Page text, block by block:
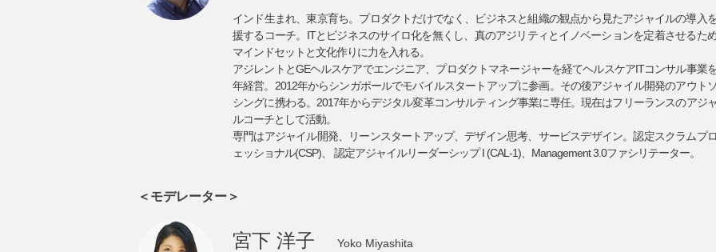
インド生まれ、東京育ち。プロダクトだけでなく、ビジネスと組織の観点から見たアジャイルの導入
援するコーチ。ITとビジネスのサイロ化を無くし、真のアジリティとイノベーションを定着させるた
マインドセットと文化作りに力を入れる。
アジレントとGEヘルスケアでエンジニア、プロダクトマネージャーを経てヘルスケアITコンサル事業
年経営。2012年からシンガポールでモバイルスタートアップに参画。その後アジャイル開発のアウト
シングに携わる。2017年からデジタル変革コンサルティング事業に専任。現在はフリーランスのアジ
ルコーチとして活動。
専門はアジャイル開発、リーンスタートアップ、デザイン思考、サービスデザイン。認定スクラムプ
ェッショナル(CSP)、 認定アジャイルリーダーシップ I (CAL-1)、Management 3.0ファシリテーター。
＜モデレーター＞
宮下 洋子
Yoko Miyashita